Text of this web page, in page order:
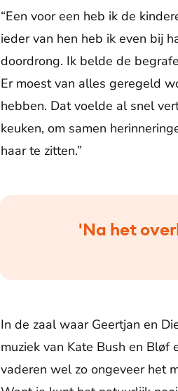
“Een voor een heb ik de
ieder van hen heb ik even bij
doordrong. Ik belde de
Er moest van alles geregeld
hebben. Dat voelde al snel
keuken, om samen
haar te zitten.”
'Na het
In de zaal waar Geertjan en
muziek van Kate Bush en
vaderen wel zo ongeveer het